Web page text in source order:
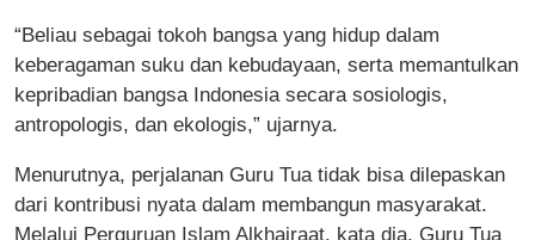
“Beliau sebagai tokoh bangsa yang hidup dalam
keberagaman suku dan kebudayaan, serta memantulkan
kepribadian bangsa Indonesia secara sosiologis,
antropologis, dan ekologis,” ujarnya.
Menurutnya, perjalanan Guru Tua tidak bisa dilepaskan
dari kontribusi nyata dalam membangun masyarakat.
Melalui Perguruan Islam Alkhairaat, kata dia, Guru Tua